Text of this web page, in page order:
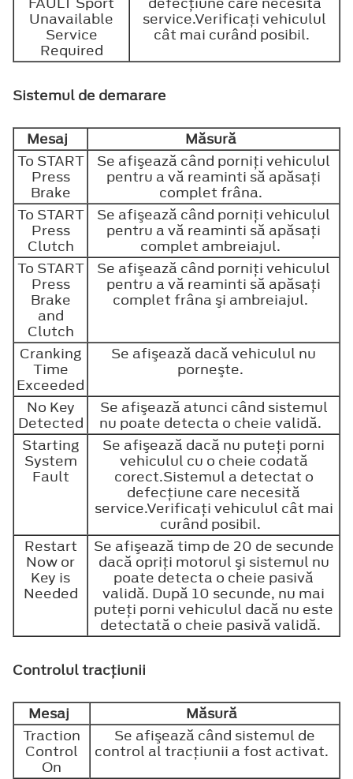
Unavailable
Service
Required
service.Verificaţi vehiculul
cât mai curând posibil.
Sistemul de demarare
Mesaj
Măsură
To START
Press
Brake
Se afişează când porniţi vehiculul
pentru a vă reaminti să apăsaţi
complet frâna.
To START
Press
Clutch
Se afişează când porniţi vehiculul
pentru a vă reaminti să apăsaţi
complet ambreiajul.
To START
Press
Brake
and
Clutch
Se afişează când porniţi vehiculul
pentru a vă reaminti să apăsaţi
complet frâna şi ambreiajul.
Cranking
Time
Exceeded
Se afişează dacă vehiculul nu
porneşte.
No Key
Detected
Se afişează atunci când sistemul
nu poate detecta o cheie validă.
Starting
System
Fault
Se afişează dacă nu puteţi porni
vehiculul cu o cheie codată
corect.Sistemul a detectat o
defecţiune care necesită
service.Verificaţi vehiculul cât mai
curând posibil.
Restart
Now or
Key is
Needed
Se afişează timp de 20 de secunde
dacă opriţi motorul şi sistemul nu
poate detecta o cheie pasivă
validă. După 10 secunde, nu mai
puteţi porni vehiculul dacă nu este
detectată o cheie pasivă validă.
Controlul tracţiunii
Mesaj
Măsură
Traction
Control
On
Se afişează când sistemul de
control al tracţiunii a fost activat.